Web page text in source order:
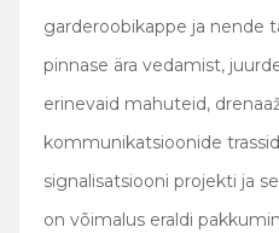
garderoobikappe ja nende
pinnase ära vedamist,
erinevaid mahuteid,
kommunikatsioonide
signalisatsiooni projekti ja
on võimalus eraldi